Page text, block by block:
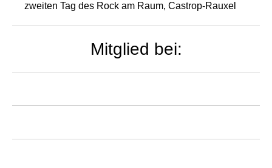
zweiten Tag des Rock am Raum, Castrop-Rauxel
Mitglied bei: